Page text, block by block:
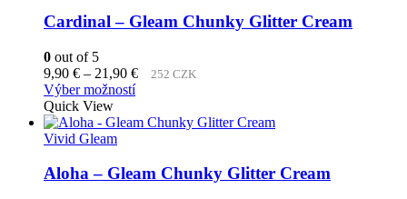
si
môžete
na
stránke
produktu.
Cardinal – Gleam Chunky Glitter Cream
0 out of 5
9,90 € – 21,90 €Price
through
252 CZK
Výber možnostíTento
má
Možnosti
Quick View
Vivid Gleam
Aloha – Gleam Chunky Glitter Cream